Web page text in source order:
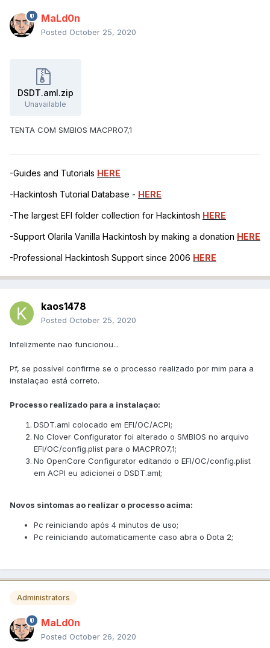
MaLd0n
Posted October 25, 2020
DSDT.aml.zip
Unavailable
TENTA COM SMBIOS MACPRO7,1
-Guides and Tutorials HERE
-Hackintosh Tutorial Database - HERE
-The largest EFI folder collection for Hackintosh HERE
-Support Olarila Vanilla Hackintosh by making a donation HERE
-Professional Hackintosh Support since 2006 HERE
kaos1478
Posted October 25, 2020
Infelizmente nao funcionou...
Pf, se possível confirme se o processo realizado por mim para a
instalaçao está correto.
Processo realizado para a instalaçao:
DSDT.aml colocado em EFI/OC/ACPI;
No Clover Configurator foi alterado o SMBIOS no arquivo
EFI/OC/config.plist para o MACPRO7,1;
No OpenCore Configurator editando o EFI/OC/config.plist
em ACPI eu adicionei o DSDT.aml;
Novos sintomas ao realizar o processo acima:
Pc reiniciando após 4 minutos de uso;
Pc reiniciando automaticamente caso abra o Dota 2;
Administrators
MaLd0n
Posted October 26, 2020